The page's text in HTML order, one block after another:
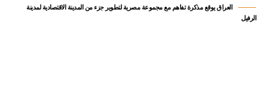
العراق يوقع مذكرة تفاهم مع مجموعة مصرية لتطوير جزء من المدينة الاقتصادية لمدينة
الرفيل